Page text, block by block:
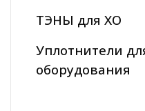
ТЭНЫ для ХО
Уплотнители
оборудования